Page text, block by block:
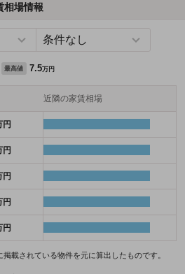
相場情報
最高値 7.5万円
近隣の家賃相場
円
円
円
円
円
載されている物件を元に算出したものです。